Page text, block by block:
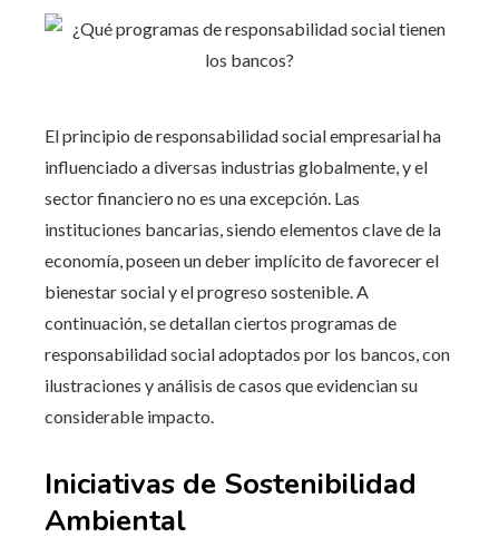
El principio de responsabilidad social empresarial ha
influenciado a diversas industrias globalmente, y el
sector financiero no es una excepción. Las
instituciones bancarias, siendo elementos clave de la
economía, poseen un deber implícito de favorecer el
bienestar social y el progreso sostenible. A
continuación, se detallan ciertos programas de
responsabilidad social adoptados por los bancos, con
ilustraciones y análisis de casos que evidencian su
considerable impacto.
Iniciativas de Sostenibilidad
Ambiental